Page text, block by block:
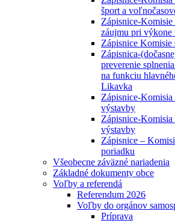
šport a
Zápisnice-Komisie
záujmu pri výkone
Zápisnice Komisie
Zápisnica-
preverenie
na funkciu
Likavka
Zápisnice-Komisia
výstavby
Zápisnice-Komisia
výstavby
Zápisnice –
poriadku
Všeobecne záväzné nariadenia
Základné dokumenty obce
Voľby a referendá
Referendum 2026
Voľby do orgánov
Príprava